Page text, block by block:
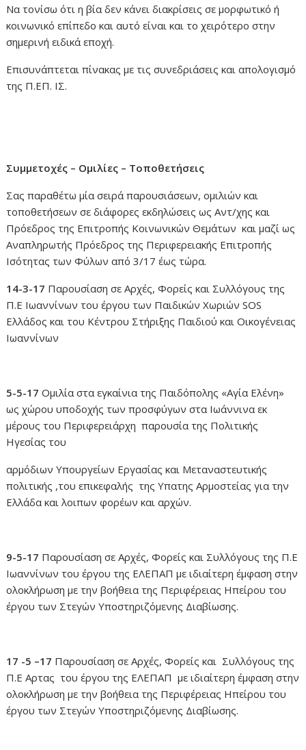
Να τονίσω ότι η βία δεν κάνει διακρίσεις σε μορφωτικό ή
κοινωνικό επίπεδο και αυτό είναι και το χειρότερο στην
σημερινή ειδικά εποχή.
Επισυνάπτεται πίνακας με τις συνεδριάσεις και απολογισμό
της Π.ΕΠ. ΙΣ.
Συμμετοχές – Ομιλίες – Τοποθετήσεις
Σας παραθέτω μία σειρά παρουσιάσεων, ομιλιών και
τοποθετήσεων σε διάφορες εκδηλώσεις ως Αντ/χης και
Πρόεδρος της Επιτροπής Κοινωνικών Θεμάτων και μαζί ως
Αναπληρωτής Πρόεδρος της Περιφερειακής Επιτροπής
Ισότητας των Φύλων από 3/17 έως τώρα.
14-3-17 Παρουσίαση σε Αρχές, Φορείς και Συλλόγους της
Π.Ε Ιωαννίνων του έργου των Παιδικών Χωριών SOS
Ελλάδος και του Κέντρου Στήριξης Παιδιού και Οικογένειας
Ιωαννίνων
5-5-17 Ομιλία στα εγκαίνια της Παιδόπολης «Αγία Ελένη»
ως χώρου υποδοχής των προσφύγων στα Ιωάννινα εκ
μέρους του Περιφερειάρχη παρουσία της Πολιτικής
Ηγεσίας του
αρμόδιων Υπουργείων Εργασίας και Μεταναστευτικής
πολιτικής ,του επικεφαλής της Υπατης Αρμοστείας για την
Ελλάδα και λοιπων φορέων και αρχών.
9-5-17 Παρουσίαση σε Αρχές, Φορείς και Συλλόγους της Π.Ε
Ιωαννίνων του έργου της ΕΛΕΠΑΠ με ιδιαίτερη έμφαση στην
ολοκλήρωση με την βοήθεια της Περιφέρειας Ηπείρου του
έργου των Στεγών Υποστηριζόμενης Διαβίωσης.
17 -5 –17 Παρουσίαση σε Αρχές, Φορείς και Συλλόγους της
Π.Ε Αρτας του έργου της ΕΛΕΠΑΠ με ιδιαίτερη έμφαση στην
ολοκλήρωση με την βοήθεια της Περιφέρειας Ηπείρου του
έργου των Στεγών Υποστηριζόμενης Διαβίωσης.